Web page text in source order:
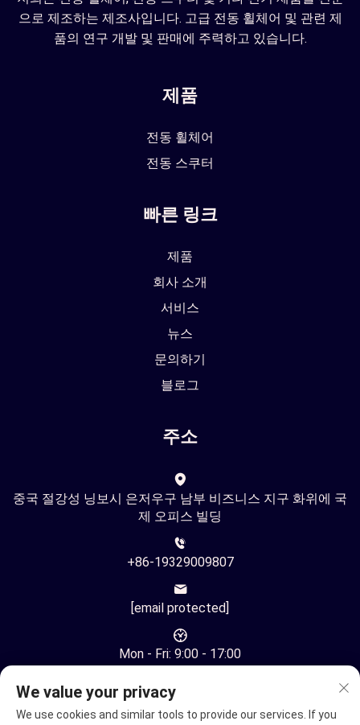
으로 제조하는 제조사입니다. 고급 전동 휠체어 및 관련 제
품의 연구 개발 및 판매에 주력하고 있습니다.
제품
전동 휠체어
전동 스쿠터
빠른 링크
제품
회사 소개
서비스
뉴스
문의하기
블로그
주소
중국 절강성 닝보시 은저우구 남부 비즈니스 지구 화위에 국
제 오피스 빌딩
+86-19329009807
[email protected]
Mon - Fri: 9:00 - 17:00
We value your privacy
We use cookies and similar tools to provide our services. If you